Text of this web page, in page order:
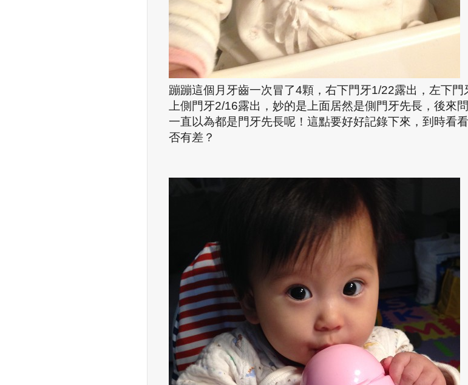
蹦蹦這個月牙齒一次冒了4顆，右下門牙1/22露出，左下門
上側門牙2/16露出，妙的是上面居然是側門牙先長，後來
一直以為都是門牙先長呢！這點要好好記錄下來，到時看
否有差？